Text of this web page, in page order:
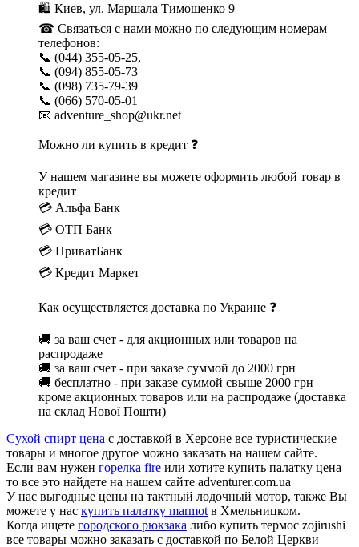
🛍 Киев, ул. Маршала Тимошенко 9
☎ Связаться с нами можно по следующим номерам
телефонов:
📞 (044) 355-05-25,
📞 (094) 855-05-73
📞 (098) 735-79-39
📞 (066) 570-05-01
📧 adventure_shop@ukr.net
Можно ли купить в кредит ❓
У нашем магазине вы можете оформить любой товар в
кредит
💳 Альфа Банк
💳 ОТП Банк
💳 ПриватБанк
💳 Кредит Маркет
Как осуществляется доставка по Украине ❓
🚚 за ваш счет - для акционных или товаров на
распродаже
🚚 за ваш счет - при заказе суммой до 2000 грн
🚚 бесплатно - при заказе суммой свыше 2000 грн
кроме акционных товаров или на распродаже (доставка
на склад Нової Пошти)
Сухой спирт цена с доставкой в Херсоне все туристические
товары и многое другое можно заказать на нашем сайте.
Если вам нужен горелка fire или хотите купить палатку цена
то все это найдете на нашем сайте adventurer.com.ua
У нас выгодные цены на тактный лодочный мотор, также Вы
можете у нас купить палатку marmot в Хмельницком.
Когда ищете городского рюкзака либо купить термос zojirushi
все товары можно заказать с доставкой по Белой Церкви